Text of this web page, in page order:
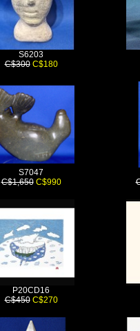
S6203
C$300 C$180
S7047
C$1,650 C$990
P20CD16
C$450 C$270